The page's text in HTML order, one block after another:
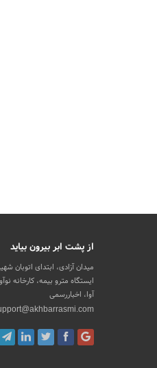
از پشت ابر بیرون بیاید
میدان آزادی، ابتدای اتوبان
ایستگاه مترو بیمه، کارخانه
آوا، اخباررسمی